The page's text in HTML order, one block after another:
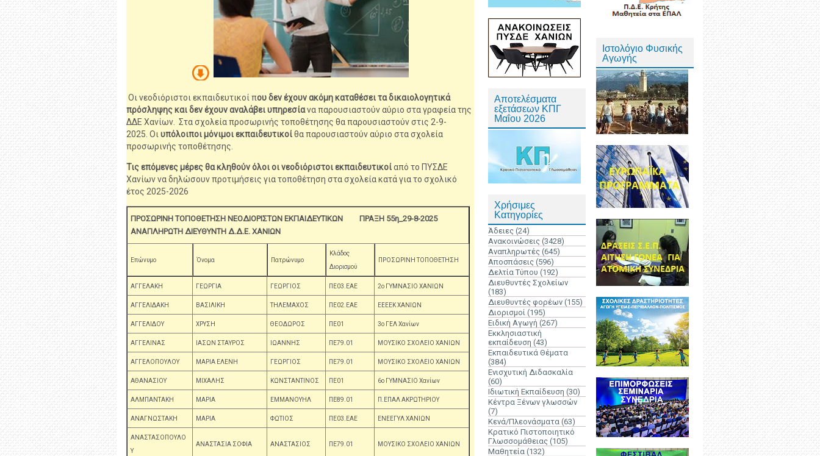
Οι νεοδιόριστοι εκπαιδευτικοί που δεν έχουν ακόμη καταθέσει τα δικαιολογητικά
πρόσληψης και δεν έχουν αναλάβει υπηρεσίανα παρουσιαστούν αύριο στα γραφεία της
ΔΔΕ Χανίων. Στα σχολεία προσωρινής τοποθέτησης θα παρουσιαστούν στις 2-9-
2025. Οι υπόλοιποι μόνιμοι εκπαιδευτικοίθα παρουσιαστούν αύριο στα σχολεία
προσωρινής τοποθέτησης.
Τις επόμενες μέρες θα κληθούν όλοι οι νεοδιόριστοι εκπαιδευτικοίαπό το ΠΥΣΔΕ
Χανίων να δηλώσουν προτιμήσεις για τοποθέτηση στα σχολεία κατά για το σχολικό
έτος 2025-2026
ΠΡΟΣΩΡΙΝΗ ΤΟΠΟΘΕΤΗΣΗ ΝΕΟΔΙΟΡΙΣΤΩΝ ΕΚΠΑΙΔΕΥΤΙΚΩΝ
ΠΡΑΞΗ 55η_29-8-2025
ΑΝΑΠΛΗΡΩΤΗ ΔΙΕΥΘΥΝΤΗ Δ.Δ.Ε. ΧΑΝΙΩΝ
Επώνυμο Όνομα Πατρώνυμο
Κλάδος
Διορισμού
ΠΡΟΣΩΡΙΝΗ ΤΟΠΟΘΕΤΗΣΗ
ΑΓΓΕΛΑΚΗ ΓΕΩΡΓΙΑ ΓΕΩΡΓΙΟΣ ΠΕ03.ΕΑΕ 2ο ΓΥΜΝΑΣΙΟ ΧΑΝΙΩΝ
ΑΓΓΕΛΙΔΑΚΗ ΒΑΣΙΛΙΚΗ ΤΗΛΕΜΑΧΟΣ ΠΕ02.ΕΑΕ ΕΕΕΕΚ ΧΑΝΙΩΝ
ΑΓΓΕΛΙΔΟΥ ΧΡΥΣΗ ΘΕΟΔΩΡΟΣ ΠΕ01 3ο ΓΕΛ Χανίων
ΑΓΓΕΛΙΝΑΣ ΙΑΣΩΝ ΣΤΑΥΡΟΣ ΙΩΑΝΝΗΣ ΠΕ79.01 ΜΟΥΣΙΚΟ ΣΧΟΛΕΙΟ ΧΑΝΙΩΝ
ΑΓΓΕΛΟΠΟΥΛΟΥ ΜΑΡΙΑ ΕΛΕΝΗ ΓΕΩΡΓΙΟΣ ΠΕ79.01 ΜΟΥΣΙΚΟ ΣΧΟΛΕΙΟ ΧΑΝΙΩΝ
ΑΘΑΝΑΣΙΟΥ ΜΙΧΑΛΗΣ ΚΩΝΣΤΑΝΤΙΝΟΣ ΠΕ01 6o ΓΥΜΝΑΣΙΟ Χανίων
ΑΛΜΠΑΝΤΑΚΗ ΜΑΡΙΑ ΕΜΜΑΝΟΥΗΛ ΠΕ89.01 Π.ΕΠΑΛ ΑΚΡΩΤΗΡΙΟΥ
ΑΝΑΓΝΩΣΤΑΚΗ ΜΑΡΙΑ ΦΩΤΙΟΣ ΠΕ03.ΕΑΕ ΕΝΕΕΓΥΛ ΧΑΝΙΩΝ
ΑΝΑΣΤΑΣΟΠΟΥΛΟ
Υ
ΑΝΑΣΤΑΣΙΑ ΣΟΦΙΑ ΑΝΑΣΤΑΣΙΟΣ ΠΕ79.01 ΜΟΥΣΙΚΟ ΣΧΟΛΕΙΟ ΧΑΝΙΩΝ
Αποτελέσματα
εξετάσεων ΚΠΓ
Μαΐου 2026
Χρήσιμες
Κατηγορίες
Άδειες (24)
Ανακοινώσεις (3428)
Αναπληρωτές (645)
Αποσπάσεις (596)
Δελτία Τύπου (192)
Διευθυντές Σχολείων
(183)
Διευθυντές φορέων (155)
Διορισμοί (195)
Ειδική Αγωγή (267)
Εκκλησιαστική
εκπαίδευση (43)
Εκπαιδευτικά Θέματα
(384)
Ενισχυτική Διδασκαλία
(60)
Ιδιωτική Εκπαίδευση (30)
Κέντρα Ξένων γλωσσών
(7)
Κενά/Πλεονάσματα (63)
Κρατικό Πιστοποιητικό
Γλωσσομάθειας (105)
Μαθητεία (132)
Ιστολόγιο Φυσικής
Αγωγής